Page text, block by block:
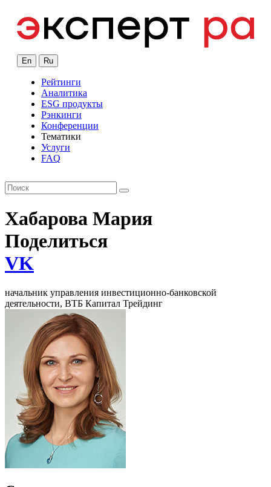
En Ru
Рейтинги
Аналитика
ESG продукты
Рэнкинги
Конференции
Тематики
Услуги
FAQ
Хабарова Мария
Поделиться
VK
начальник управления инвестиционно-банковской
деятельности, ВТБ Капитал Трейдинг